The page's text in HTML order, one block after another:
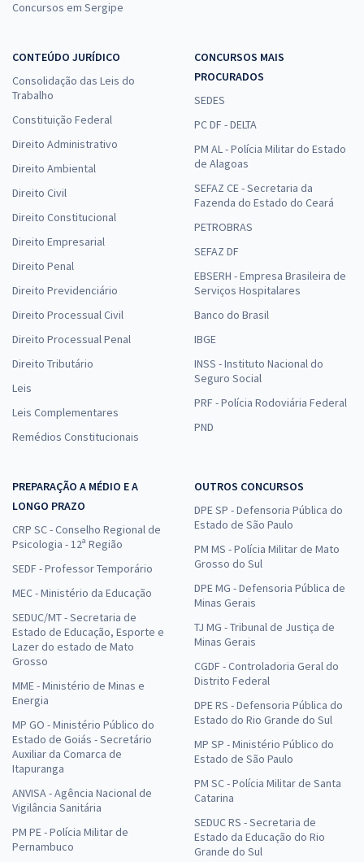
Concursos em Sergipe
CONTEÚDO JURÍDICO
Consolidação das Leis do
Trabalho
Constituição Federal
Direito Administrativo
Direito Ambiental
Direito Civil
Direito Constitucional
Direito Empresarial
Direito Penal
Direito Previdenciário
Direito Processual Civil
Direito Processual Penal
Direito Tributário
Leis
Leis Complementares
Remédios Constitucionais
CONCURSOS MAIS
PROCURADOS
SEDES
PC DF - DELTA
PM AL - Polícia Militar do Estado
de Alagoas
SEFAZ CE - Secretaria da
Fazenda do Estado do Ceará
PETROBRAS
SEFAZ DF
EBSERH - Empresa Brasileira de
Serviços Hospitalares
Banco do Brasil
IBGE
INSS - Instituto Nacional do
Seguro Social
PRF - Polícia Rodoviária Federal
PND
PREPARAÇÃO A MÉDIO E A
LONGO PRAZO
CRP SC - Conselho Regional de
Psicologia - 12ª Região
SEDF - Professor Temporário
MEC - Ministério da Educação
SEDUC/MT - Secretaria de
Estado de Educação, Esporte e
Lazer do estado de Mato
Grosso
MME - Ministério de Minas e
Energia
MP GO - Ministério Público do
Estado de Goiás - Secretário
Auxiliar da Comarca de
Itapuranga
ANVISA - Agência Nacional de
Vigilância Sanitária
PM PE - Polícia Militar de
Pernambuco
OUTROS CONCURSOS
DPE SP - Defensoria Pública do
Estado de São Paulo
PM MS - Polícia Militar de Mato
Grosso do Sul
DPE MG - Defensoria Pública de
Minas Gerais
TJ MG - Tribunal de Justiça de
Minas Gerais
CGDF - Controladoria Geral do
Distrito Federal
DPE RS - Defensoria Pública do
Estado do Rio Grande do Sul
MP SP - Ministério Público do
Estado de São Paulo
PM SC - Polícia Militar de Santa
Catarina
SEDUC RS - Secretaria de
Estado da Educação do Rio
Grande do Sul